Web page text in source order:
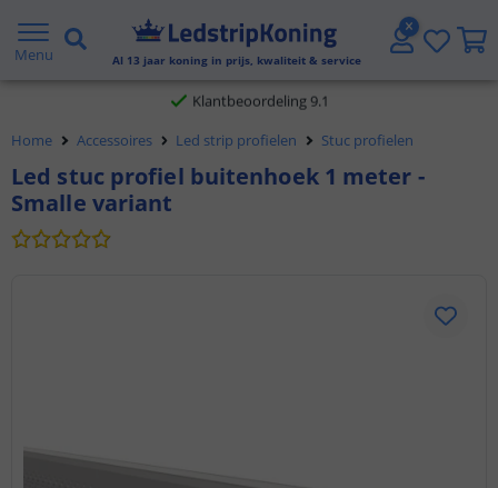
Menu Al 13 jaar koning in prijs, kwaliteit & service
Gratis verzending vanaf € 20,- NL en BE
Klantbeoordeling 9.1
Voor 23:45 uur besteld,morgen in huis
Home Accessoires Led strip profielen Stuc profielen
Led stuc profiel buitenhoek 1 meter -
Smalle variant